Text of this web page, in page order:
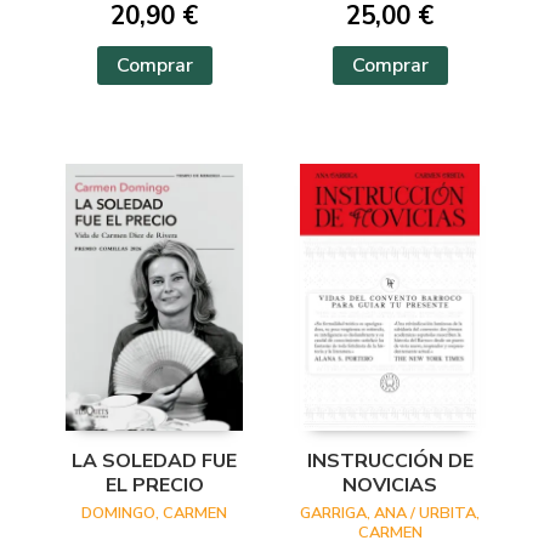
20,90 €
Comprar
25,00 €
Comprar
LA SOLEDAD FUE
EL PRECIO
DOMINGO, CARMEN
INSTRUCCIÓN DE
NOVICIAS
GARRIGA, ANA / URBITA,
CARMEN